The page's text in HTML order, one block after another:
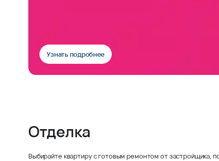
Узнать подробнее
Отделка
Выбирайте квартиру с готовым ремонтом от застройщика,